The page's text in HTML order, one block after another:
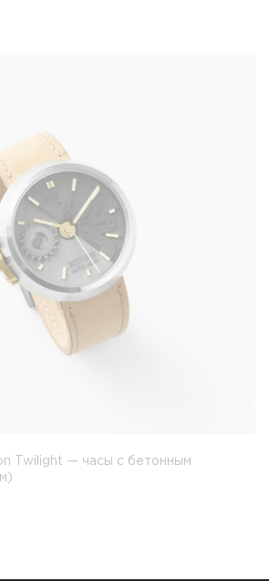
Twilight — часы с бетонным